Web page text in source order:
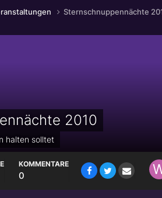
Sternschnuppennächte
2010
halten solltet
KOMMENTARE
0